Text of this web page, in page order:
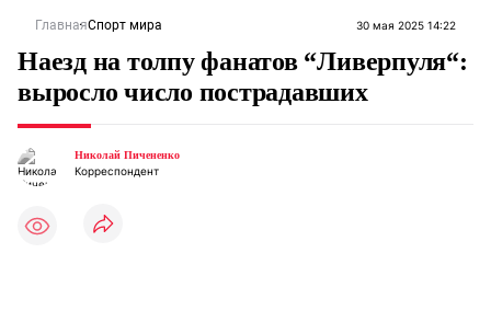
ГлавнаяСпорт мира 30 мая 2025 14:22
Наезд на толпу фанатов “Ливерпуля“:
выросло число пострадавших
Николай Пичененко
Корреспондент